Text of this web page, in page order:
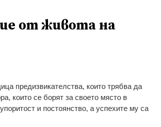
от живота на
предизвикателства, които трябва да
които се борят за своето място в
и постоянство, а успехите му са